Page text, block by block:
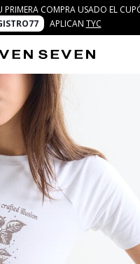
PRIMERA COMPRA USADO EL
APLICAN TYC